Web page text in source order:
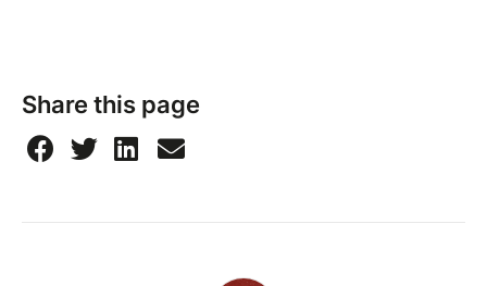
Share this page